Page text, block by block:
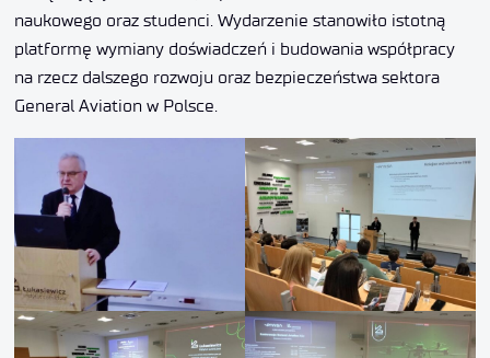
naukowego oraz studenci. Wydarzenie stanowiło istotną
platformę wymiany doświadczeń i budowania współpracy
na rzecz dalszego rozwoju oraz bezpieczeństwa sektora
General Aviation w Polsce.